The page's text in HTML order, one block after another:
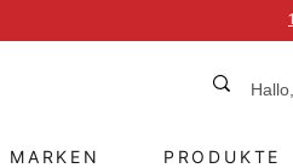
MARKEN PRODUKTE